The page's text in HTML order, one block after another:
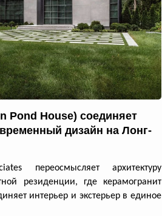
Pond House) соединяет
дизайн на Лонг-
переосмысляет архитектуру
резиденции, где керамогранит
интерьер и экстерьер в единое